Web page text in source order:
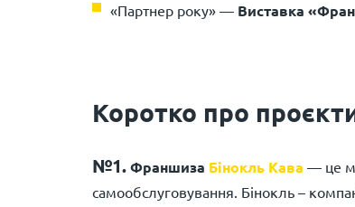
«Партнер року» — Виставка
Коротко про
№1.Франшиза Бінокль Кава — це
самообслуговування. Бінокль –